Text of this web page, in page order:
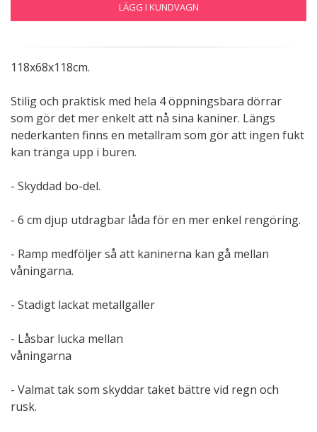
LÄGG I KUNDVAGN
118x68x118cm.
Stilig och praktisk med hela 4 öppningsbara dörrar
som gör det mer enkelt att nå sina kaniner. Längs
nederkanten finns en metallram som gör att ingen fukt
kan tränga upp i buren.
- Skyddad bo-del.
- 6 cm djup utdragbar låda för en mer enkel rengöring.
- Ramp medföljer så att kaninerna kan gå mellan
våningarna.
- Stadigt lackat metallgaller
- Låsbar lucka mellan
våningarna
- Valmat tak som skyddar taket bättre vid regn och
rusk.